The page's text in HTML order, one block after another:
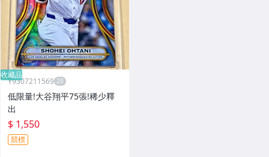
收藏品
Y9307211569
低限量!大谷翔平75張!稀少釋
出
$ 1,550
競標